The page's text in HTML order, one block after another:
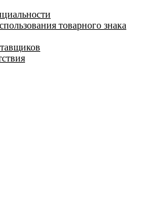
товарного знака